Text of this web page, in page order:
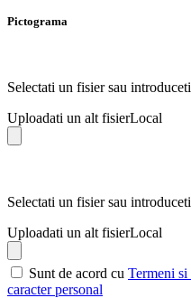
Pictograma
Selectati un fisier sau
Uploadati un alt fisierLocal
Selectati un fisier sau
Uploadati un alt fisierLocal
Sunt de acord cu Termeni
caracter personal